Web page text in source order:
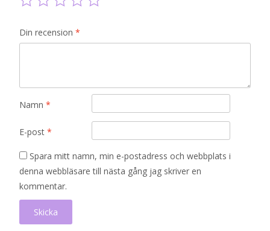
Din recension *
Namn *
E-post *
Spara mitt namn, min e-postadress och webbplats i
denna webbläsare till nästa gång jag skriver en
kommentar.